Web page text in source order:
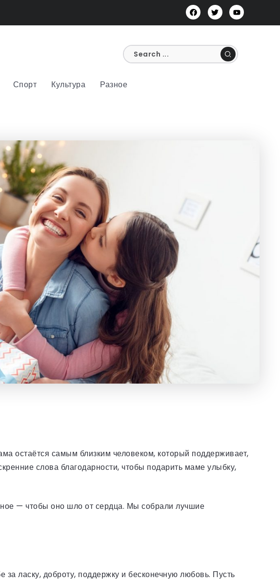
Спорт Культура Разное
остаётся самым близким человеком, который поддерживает,
слова благодарности, чтобы подарить маме улыбку,
— чтобы оно шло от сердца. Мы собрали лучшие
ласку, доброту, поддержку и бесконечную любовь. Пусть